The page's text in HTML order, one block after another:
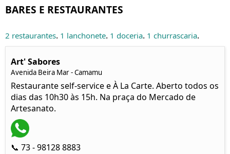
BARES E RESTAURANTES
2 restaurantes. 1 lanchonete. 1 doceria. 1 churrascaria.
Art' Sabores
Avenida Beira Mar - Camamu
Restaurante self-service e À La Carte. Aberto todos os
dias das 10h30 às 15h. Na praça do Mercado de
Artesanato.
📞 73 - 98128 8883